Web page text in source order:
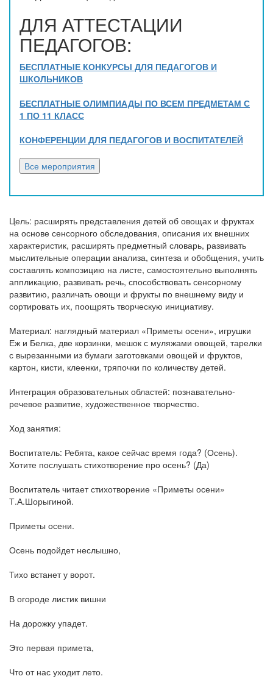
ДЛЯ АТТЕСТАЦИИ
ПЕДАГОГОВ:
БЕСПЛАТНЫЕ КОНКУРСЫ ДЛЯ ПЕДАГОГОВ И
ШКОЛЬНИКОВ
БЕСПЛАТНЫЕ ОЛИМПИАДЫ ПО ВСЕМ ПРЕДМЕТАМ С
1 ПО 11 КЛАСС
КОНФЕРЕНЦИИ ДЛЯ ПЕДАГОГОВ И ВОСПИТАТЕЛЕЙ
Цель: расширять представления детей об овощах и фруктах
на основе сенсорного обследования, описания их внешних
характеристик, расширять предметный словарь, развивать
мыслительные операции анализа, синтеза и обобщения, учить
составлять композицию на листе, самостоятельно выполнять
аппликацию, развивать речь, способствовать сенсорному
развитию, различать овощи и фрукты по внешнему виду и
сортировать их, поощрять творческую инициативу.
Материал: наглядный материал «Приметы осени», игрушки
Еж и Белка, две корзинки, мешок с муляжами овощей, тарелки
с вырезанными из бумаги заготовками овощей и фруктов,
картон, кисти, клеенки, тряпочки по количеству детей.
Интеграция образовательных областей: познавательно-
речевое развитие, художественное творчество.
Ход занятия:
Воспитатель: Ребята, какое сейчас время года? (Осень).
Хотите послушать стихотворение про осень? (Да)
Воспитатель читает стихотворение «Приметы осени»
Т.А.Шорыгиной.
Приметы осени.
Осень подойдет неслышно,
Тихо встанет у ворот.
В огороде листик вишни
На дорожку упадет.
Это первая примета,
Что от нас уходит лето.